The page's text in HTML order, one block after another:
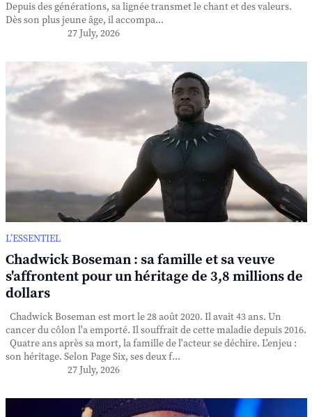
Depuis des générations, sa lignée transmet le chant et des valeurs.
Dès son plus jeune âge, il accompa...
27 July, 2026
L’ESSENTIEL
Chadwick Boseman : sa famille et sa veuve
s'affrontent pour un héritage de 3,8 millions de
dollars
Chadwick Boseman est mort le 28 août 2020. Il avait 43 ans. Un
cancer du côlon l'a emporté. Il souffrait de cette maladie depuis 2016.
Quatre ans après sa mort, la famille de l'acteur se déchire. L'enjeu :
son héritage. Selon Page Six, ses deux f...
27 July, 2026